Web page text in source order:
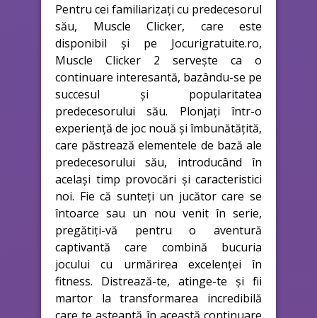
Pentru cei familiarizați cu predecesorul
său, Muscle Clicker, care este
disponibil și pe Jocurigratuite.ro,
Muscle Clicker 2 servește ca o
continuare interesantă, bazându-se pe
succesul și popularitatea
predecesorului său. Plonjați într-o
experiență de joc nouă și îmbunătățită,
care păstrează elementele de bază ale
predecesorului său, introducând în
același timp provocări și caracteristici
noi. Fie că sunteți un jucător care se
întoarce sau un nou venit în serie,
pregătiți-vă pentru o aventură
captivantă care combină bucuria
jocului cu urmărirea excelenței în
fitness. Distrează-te, atinge-te și fii
martor la transformarea incredibilă